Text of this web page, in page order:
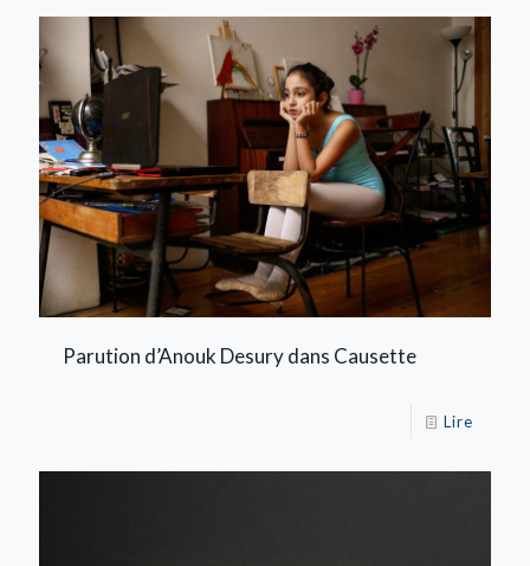
Parution d’Anouk Desury dans Causette
Lire